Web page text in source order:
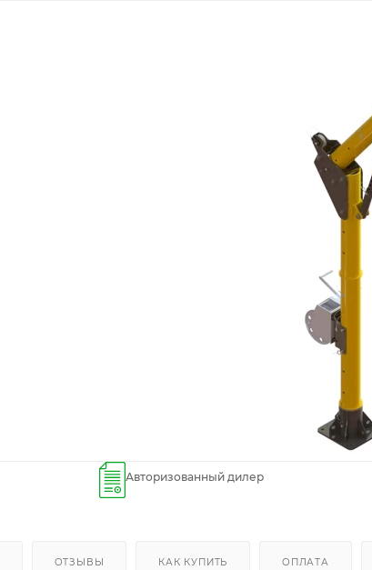
Авторизованный дилер
ОТЗЫВЫ КАК КУПИТЬ ОПЛАТА